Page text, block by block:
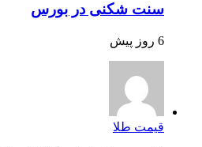
سنت شکنی در بورس
6 روز پیش
قیمت طلا